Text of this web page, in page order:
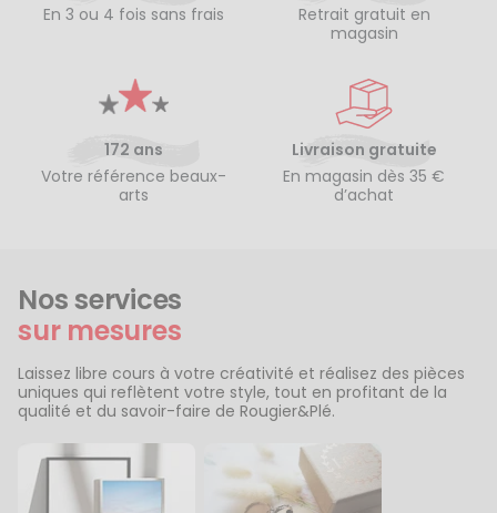
En 3 ou 4 fois sans frais
Retrait gratuit en
magasin
172 ans
Votre référence beaux-
arts
Livraison gratuite
En magasin dès 35 €
d’achat
Nos services
sur mesures
Laissez libre cours à votre créativité et réalisez des pièces
uniques qui reflètent votre style, tout en profitant de la
qualité et du savoir-faire de Rougier&Plé.